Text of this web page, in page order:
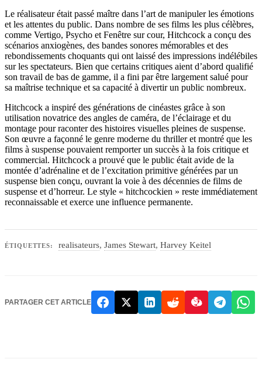
Le réalisateur était passé maître dans l’art de manipuler les émotions
et les attentes du public. Dans nombre de ses films les plus célèbres,
comme Vertigo, Psycho et Fenêtre sur cour, Hitchcock a conçu des
scénarios anxiogènes, des bandes sonores mémorables et des
rebondissements choquants qui ont laissé des impressions indélébiles
sur les spectateurs. Bien que certains critiques aient d’abord qualifié
son travail de bas de gamme, il a fini par être largement salué pour
sa maîtrise technique et sa capacité à divertir un public nombreux.
Hitchcock a inspiré des générations de cinéastes grâce à son
utilisation novatrice des angles de caméra, de l’éclairage et du
montage pour raconter des histoires visuelles pleines de suspense.
Son œuvre a façonné le genre moderne du thriller et montré que les
films à suspense pouvaient remporter un succès à la fois critique et
commercial. Hitchcock a prouvé que le public était avide de la
montée d’adrénaline et de l’excitation primitive générées par un
suspense bien conçu, ouvrant la voie à des décennies de films de
suspense et d’horreur. Le style « hitchcockien » reste immédiatement
reconnaissable et exerce une influence permanente.
ÉTIQUETTES: realisateurs, James Stewart, Harvey Keitel
PARTAGER CET ARTICLE